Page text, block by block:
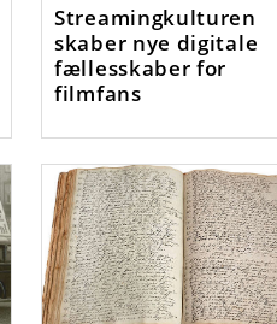
Streamingkulturen
skaber nye digitale
fællesskaber for
filmfans